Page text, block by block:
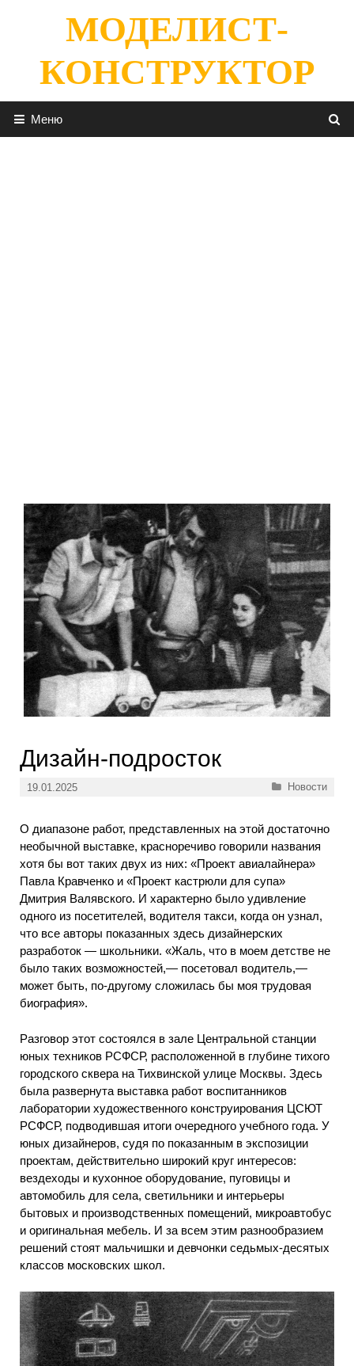
содержимомуМОДЕЛИСТ-
КОНСТРУКТОР
Меню
Дизайн-подросток
19.01.2025 Рубрики
Новости
О диапазоне работ, представленных на этой достаточно
необычной выставке, красноречиво говорили названия
хотя бы вот таких двух из них: «Проект авиалайнера»
Павла Кравченко и «Проект кастрюли для супа»
Дмитрия Валявского. И характерно было удивление
одного из посетителей, водителя такси, когда он узнал,
что все авторы показанных здесь дизайнерских
разработок — школьники. «Жаль, что в моем детстве не
было таких возможностей,— посетовал водитель,—
может быть, по-другому сложилась бы моя трудовая
биография».
Разговор этот состоялся в зале Центральной станции
юных техников РСФСР, расположенной в глубине тихого
городского сквера на Тихвинской улице Москвы. Здесь
была развернута выставка работ воспитанников
лаборатории художественного конструирования ЦСЮТ
РСФСР, подводившая итоги очередного учебного года. У
юных дизайнеров, судя по показанным в экспозиции
проектам, действительно широкий круг интересов:
вездеходы и кухонное оборудование, пуговицы и
автомобиль для села, светильники и интерьеры
бытовых и производственных помещений, микроавтобус
и оригинальная мебель. И за всем этим разнообразием
решений стоят мальчишки и девчонки седьмых-десятых
классов московских школ.